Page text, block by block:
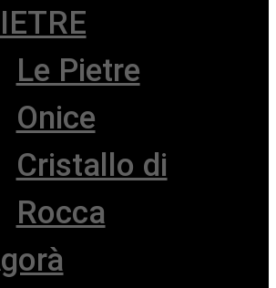
Le Pietre
Onice
Cristallo di
Rocca